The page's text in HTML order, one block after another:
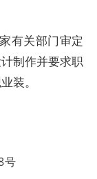
有关部门审定
制作并要求职
装。
号